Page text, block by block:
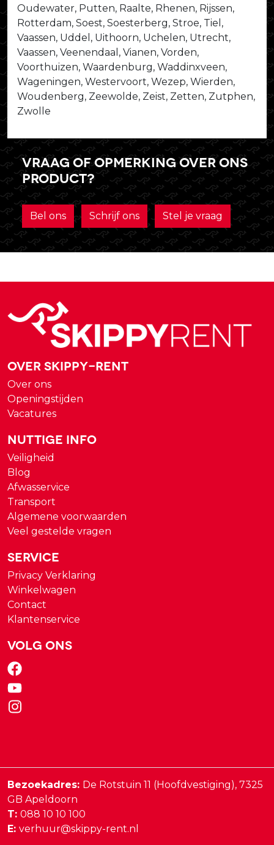
Oudewater, Putten, Raalte, Rhenen, Rijssen,
Rotterdam, Soest, Soesterberg, Stroe, Tiel,
Vaassen, Uddel, Uithoorn, Uchelen, Utrecht,
Vaassen, Veenendaal, Vianen, Vorden,
Voorthuizen, Waardenburg, Waddinxveen,
Wageningen, Westervoort, Wezep, Wierden,
Woudenberg, Zeewolde, Zeist, Zetten, Zutphen,
Zwolle
Vraag of opmerking over ons
product?
Bel ons Schrijf ons Stel je vraag
Over Skippy-rent
Over ons
Openingstijden
Vacatures
Nuttige Info
Veiligheid
Blog
Afwasservice
Transport
Algemene voorwaarden
Veel gestelde vragen
Service
Privacy Verklaring
Winkelwagen
Contact
Klantenservice
Volg ons
Bezoekadres: De Rotstuin 11 (Hoofdvestiging), 7325
GB Apeldoorn
T: 088 10 10 100
E: verhuur@skippy-rent.nl